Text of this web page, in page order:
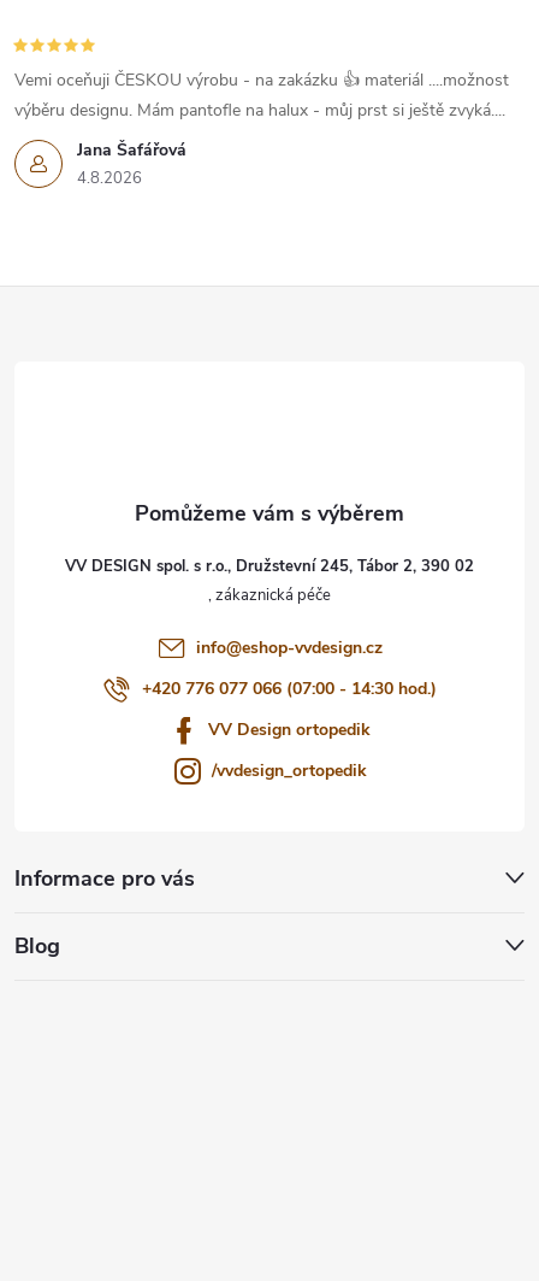
Jana Šafářová
4.8.2026
Vemi oceňuji ČESKOU výrobu - na zakázku 👍 materiál ....možnost
výběru designu. Mám pantofle na halux - můj prst si ještě zvyká....
VV DESIGN spol. s r.o., Družstevní 245, Tábor 2, 390 02
info@eshop-vvdesign.cz
+420 776 077 066 (07:00 - 14:30 hod.)
VV Design ortopedik
/vvdesign_ortopedik
Informace pro vás
Blog